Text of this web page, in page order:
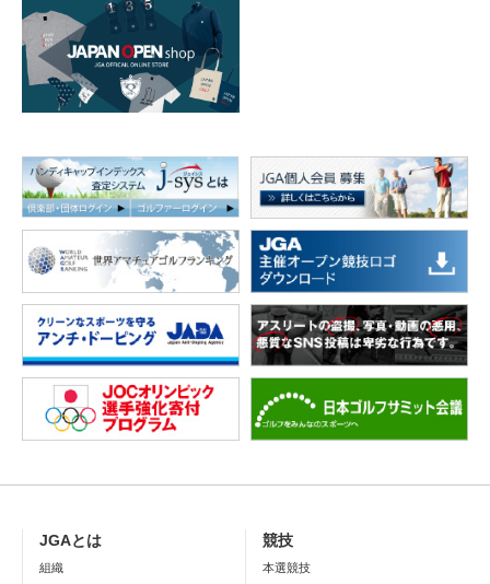
JGAとは
組織
競技
本選競技